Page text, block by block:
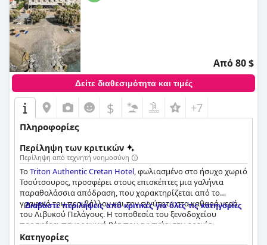
Από 80 $
Δείτε διαθεσιμότητα και τιμές
$ +7
Πληροφορίες
Περίληψη των κριτικών
Περίληψη από τεχνητή νοημοσύνη
ΤοTriton Authentic Cretan Hotel, φωλιασμένο στο ήσυχο χωριό
Τσούτσουρος, προσφέρει στους επισκέπτες μια γαλήνια
παραθαλάσσια απόδραση, που χαρακτηρίζεται από το
γραφικό του περιβάλλον και την εγγύτητα στα καθαρά νερά
του Λιβυκού Πελάγους. Η τοποθεσία του ξενοδοχείου
προσφέρει πανοραμική θέα που ενισχύει την ηρεμία,
καθιστώντας το ιδανικό για οικογένειες και όσους αναζητούν
Διαβάστε περιλήψεις από κριτικές για όλες τις κατηγορίες
Κατηγορίες